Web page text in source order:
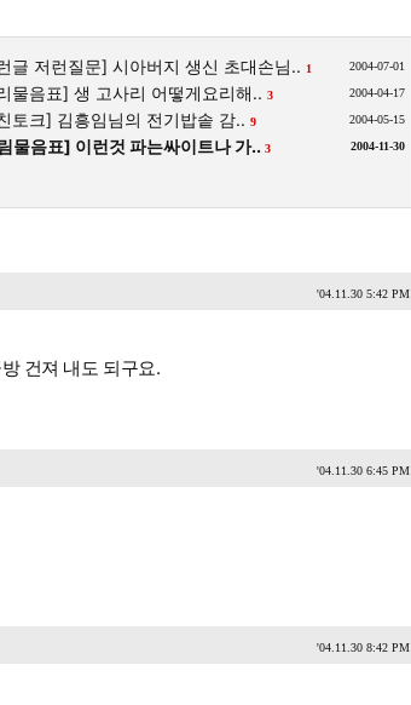
글 저런질문] 시아버지 생신 초대손님.. 1 2004-07-01
물음표] 생 고사리 어떻게요리해.. 3 2004-04-17
토크] 김흥임님의 전기밥솥 감.. 9 2004-05-15
물음표] 이런것 파는싸이트나 가.. 3 2004-11-30
'04.11.30 5:42 PM
건져 내도 되구요.
'04.11.30 6:45 PM
'04.11.30 8:42 PM